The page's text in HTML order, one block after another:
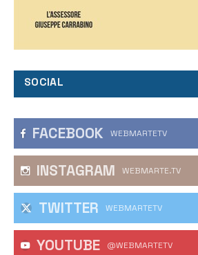
SOCIAL
FACEBOOK WEBMARTETV
INSTAGRAM WEBMARTE.TV
TWITTER WEBMARTETV
YOUTUBE @WEBMARTETV